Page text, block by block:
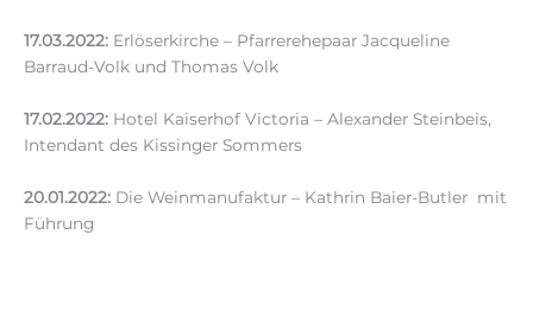
17.03.2022: Erlöserkirche – Pfarrerehepaar Jacqueline
Barraud-Volk und Thomas Volk
17.02.2022: Hotel Kaiserhof Victoria – Alexander Steinbeis,
Intendant des Kissinger Sommers
20.01.2022: Die Weinmanufaktur – Kathrin Baier-Butler mit
Führung